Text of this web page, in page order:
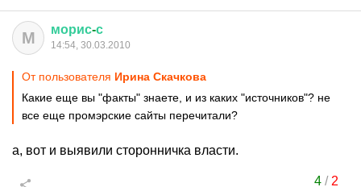
М морис-с
14:54, 30.03.2010
От пользователя Ирина Скачкова
Какие еще вы "факты" знаете, и из каких "источников"? не
все еще промэрские сайты перечитали?
а, вот и выявили сторонничка власти.
4/ 2